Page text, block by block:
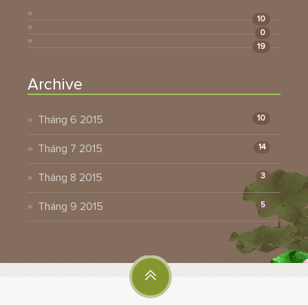
10
0
19
Archive
Tháng 6 2015 10
Tháng 7 2015 14
Tháng 8 2015 3
Tháng 9 2015 5